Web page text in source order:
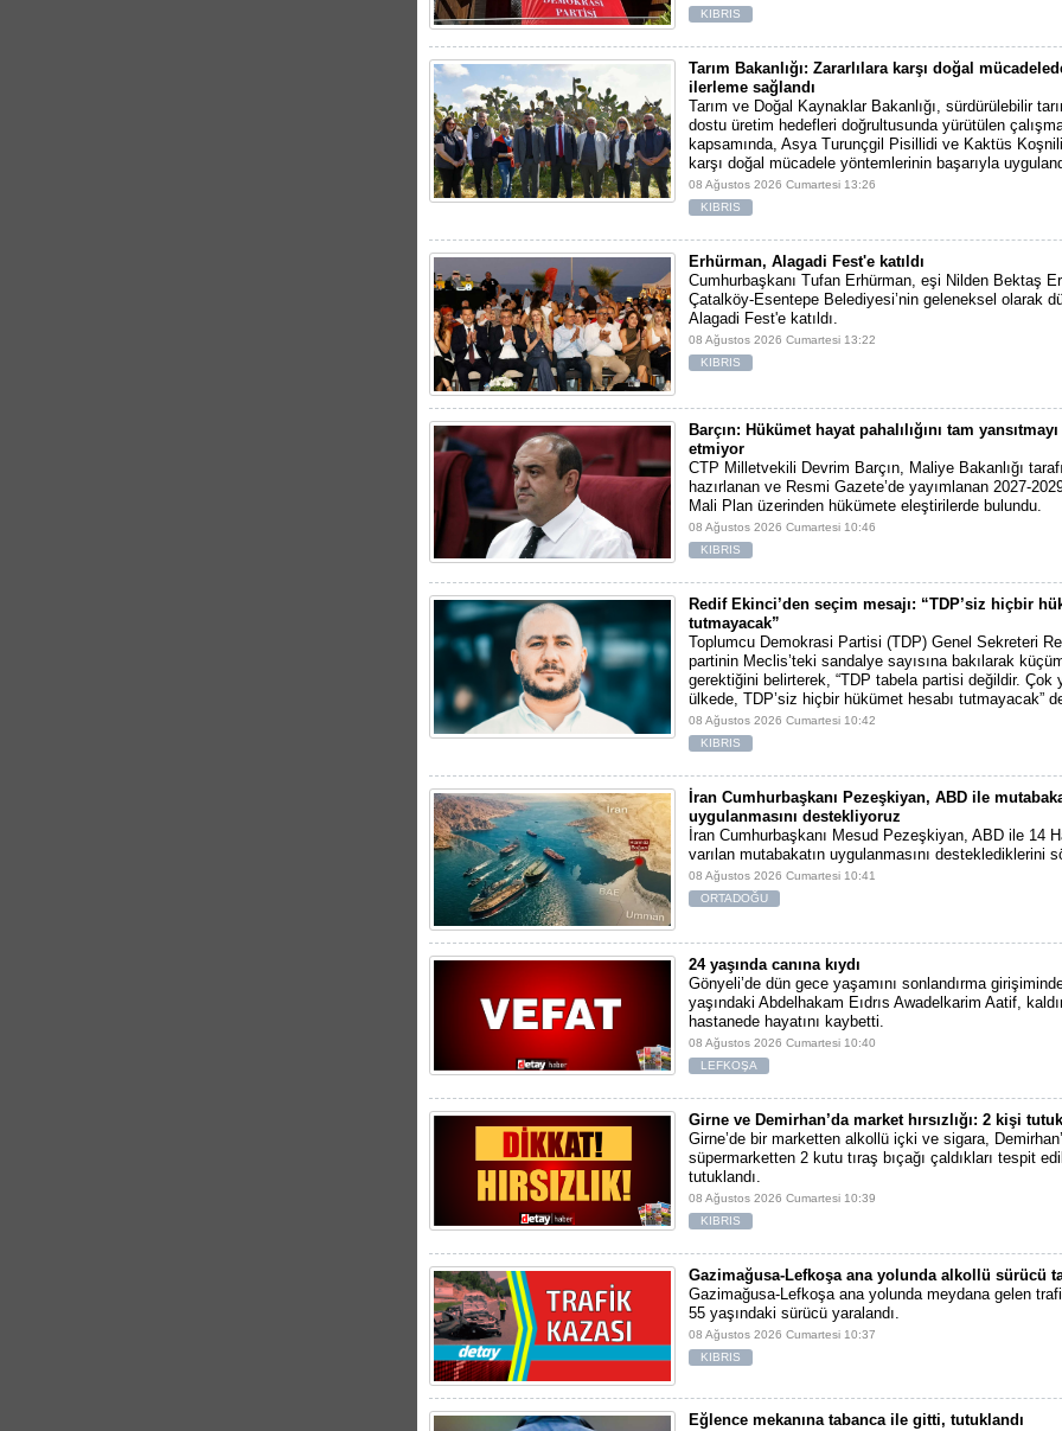
KIBRIS
Tarım Bakanlığı: Zararlılara karşı doğal
ilerleme sağlandı
Tarım ve Doğal Kaynaklar Bakanlığı, sürdürülebilir
dostu üretim hedefleri doğrultusunda yürütülen
kapsamında, Asya Turunçgil Pisillidi ve Kaktüs Koşnili
karşı doğal mücadele yöntemlerinin başarıyla
08 Ağustos 2026 Cumartesi 13:26
KIBRIS
Erhürman, Alagadi Fest'e katıldı
Cumhurbaşkanı Tufan Erhürman, eşi Nilden Bektaş
Çatalköy-Esentepe Belediyesi’nin geleneksel olarak
Alagadi Fest'e katıldı.
08 Ağustos 2026 Cumartesi 13:22
KIBRIS
Barçın: Hükümet hayat pahalılığını tam
etmiyor
CTP Milletvekili Devrim Barçın, Maliye Bakanlığı
hazırlanan ve Resmi Gazete’de yayımlanan 2027-
Mali Plan üzerinden hükümete eleştirilerde bulundu.
08 Ağustos 2026 Cumartesi 10:46
KIBRIS
Redif Ekinci’den seçim mesajı: “TDP’siz hiçbir
tutmayacak”
Toplumcu Demokrasi Partisi (TDP) Genel Sekreteri
partinin Meclis’teki sandalye sayısına bakılarak
gerektiğini belirterek, “TDP tabela partisi değildir. Çok
ülkede, TDP’siz hiçbir hükümet hesabı tutmayacak”
08 Ağustos 2026 Cumartesi 10:42
KIBRIS
İran Cumhurbaşkanı Pezeşkiyan, ABD ile
uygulanmasını destekliyoruz
İran Cumhurbaşkanı Mesud Pezeşkiyan, ABD ile 14
varılan mutabakatın uygulanmasını desteklediklerini
08 Ağustos 2026 Cumartesi 10:41
ORTADOĞU
24 yaşında canına kıydı
Gönyeli’de dün gece yaşamını sonlandırma
yaşındaki Abdelhakam Eıdrıs Awadelkarim Aatif,
hastanede hayatını kaybetti.
08 Ağustos 2026 Cumartesi 10:40
LEFKOŞA
Girne ve Demirhan’da market hırsızlığı: 2 kişi
Girne’de bir marketten alkollü içki ve sigara,
süpermarketten 2 kutu tıraş bıçağı çaldıkları tespit
tutuklandı.
08 Ağustos 2026 Cumartesi 10:39
KIBRIS
Gazimağusa-Lefkoşa ana yolunda alkollü sürücü
Gazimağusa-Lefkoşa ana yolunda meydana gelen
55 yaşındaki sürücü yaralandı.
08 Ağustos 2026 Cumartesi 10:37
KIBRIS
Eğlence mekanına tabanca ile gitti, tutuklandı